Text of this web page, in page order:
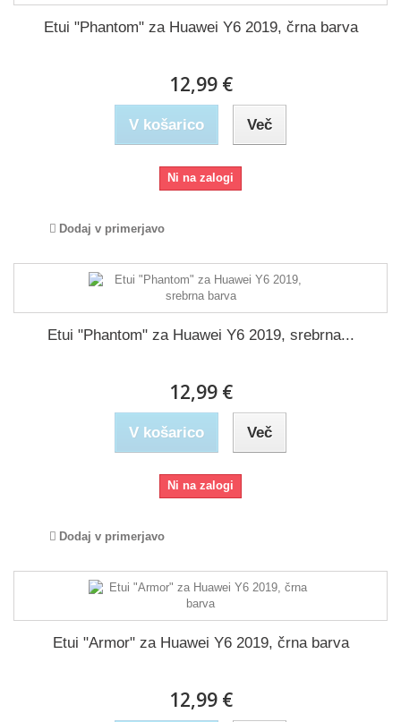
Etui "Phantom" za Huawei Y6 2019, črna barva
12,99 €
V košarico Več
Ni na zalogi
Dodaj v primerjavo
Etui "Phantom" za Huawei Y6 2019, srebrna...
12,99 €
V košarico Več
Ni na zalogi
Dodaj v primerjavo
Etui "Armor" za Huawei Y6 2019, črna barva
12,99 €